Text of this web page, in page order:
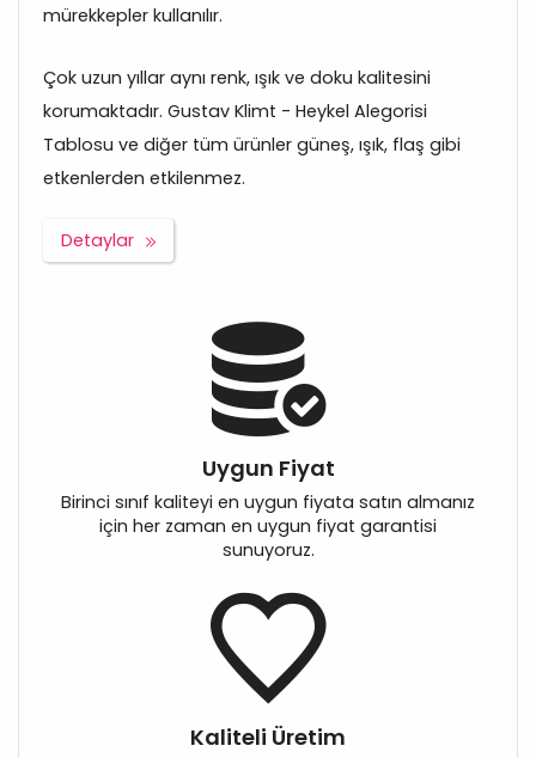
mürekkepler kullanılır.
Çok uzun yıllar aynı renk, ışık ve doku kalitesini
korumaktadır. Gustav Klimt - Heykel Alegorisi
Tablosu ve diğer tüm ürünler güneş, ışık, flaş gibi
etkenlerden etkilenmez.
Detaylar
Uygun Fiyat
Birinci sınıf kaliteyi en uygun fiyata satın almanız
için her zaman en uygun fiyat garantisi
sunuyoruz.
Kaliteli Üretim